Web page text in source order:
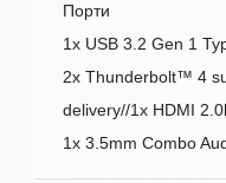
Порти
1x USB 3.2 Gen 1
2x Thunderbolt™ 4
delivery//1x HDMI
1x 3.5mm Combo